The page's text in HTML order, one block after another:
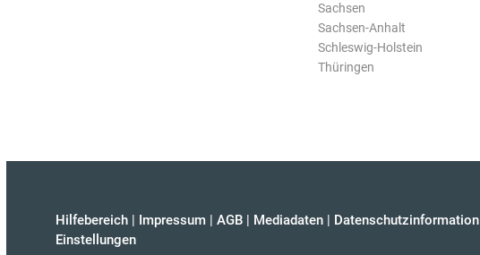
Sachsen
Sachsen-Anhalt
Schleswig-Holstein
Thüringen
Hilfebereich | Impressum | AGB | Mediadaten | Datenschutzinformation
Einstellungen